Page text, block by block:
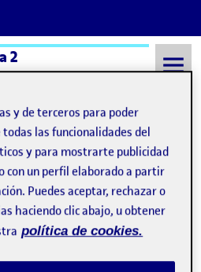
2
Cristian Oteo Barragan
Barragan
y de terceros para poder
las funcionalidades del
y para mostrarte publicidad
con un perfil elaborado a partir
Puedes aceptar, rechazar o
haciendo clic abajo, u obtener
política de cookies.